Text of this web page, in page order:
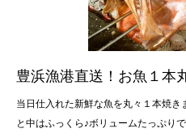
豊浜漁港直送！お魚１本
当日仕入れた新鮮な魚を丸々１本焼
と中はふっくら♪ボリュームたっぷり